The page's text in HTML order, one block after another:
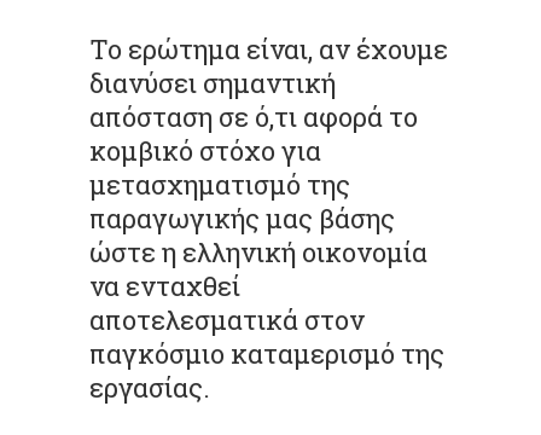
Το ερώτημα είναι, αν έχουμε
διανύσει σημαντική
απόσταση σε ό,τι αφορά το
κομβικό στόχο για
μετασχηματισμό της
παραγωγικής μας βάσης
ώστε η ελληνική οικονομία
να ενταχθεί
αποτελεσματικά στον
παγκόσμιο καταμερισμό της
εργασίας.